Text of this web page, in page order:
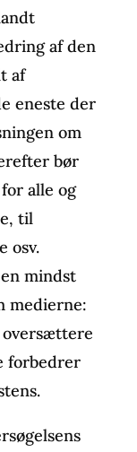
af den
af
eneste der
om
bør
alle og
til
osv.
mindst
medierne:
oversættere
forbedrer